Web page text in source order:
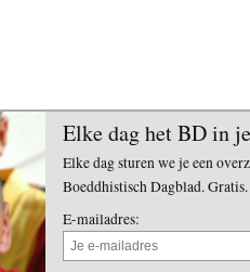
Elke dag het BD in
Elke dag sturen we je een
Boeddhistisch Dagblad. Gratis.
E-mailadres: